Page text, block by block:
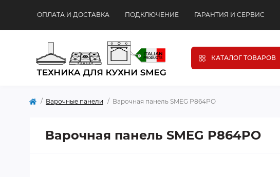
ОПЛАТА И ДОСТАВКА ПОДКЛЮЧЕНИЕ ГАРАНТИЯ И СЕРВИС
КАТАЛОГ ТОВАРОВ
Варочные панели Варочная панель SMEG P864PO
Варочная панель SMEG P864PO